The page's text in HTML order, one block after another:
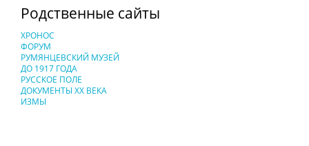
Родственные сайты
ХРОНОС
ФОРУМ
РУМЯНЦЕВСКИЙ МУЗЕЙ
ДО 1917 ГОДА
РУССКОЕ ПОЛЕ
ДОКУМЕНТЫ XX ВЕКА
ИЗМЫ